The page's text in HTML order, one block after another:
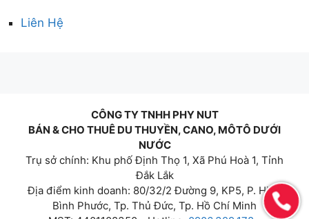
Liên Hệ
CÔNG TY TNHH PHY NUT
BÁN & CHO THUÊ DU THUYỀN, CANO, MÔTÔ DƯỚI
NƯỚC
Trụ sở chính: Khu phố Định Thọ 1, Xã Phú Hoà 1, Tỉnh
Đắk Lắk
Địa điểm kinh doanh: 80/32/2 Đường 9, KP5, P. Hiệp
Bình Phước, Tp. Thủ Đức, Tp. Hồ Chí Minh